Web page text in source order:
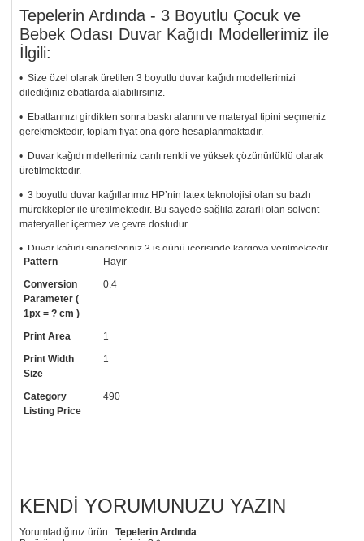
Tepelerin Ardında - 3 Boyutlu Çocuk ve
Bebek Odası Duvar Kağıdı Modellerimiz ile
İlgili:
• Size özel olarak üretilen 3 boyutlu duvar kağıdı modellerimizi
dilediğiniz ebatlarda alabilirsiniz.
• Ebatlarınızı girdikten sonra baskı alanını ve materyal tipini seçmeniz
gerekmektedir, toplam fiyat ona göre hesaplanmaktadır.
• Duvar kağıdı mdellerimiz canlı renkli ve yüksek çözünürlüklü olarak
üretilmektedir.
• 3 boyutlu duvar kağıtlarımız HP’nin latex teknolojisi olan su bazlı
mürekkepler ile üretilmektedir. Bu sayede sağlıla zararlı olan solvent
materyaller içermez ve çevre dostudur.
• Duvar kağıdı siparişleriniz 3 iş günü içerisinde kargoya verilmektedir
ve sağlam silindir karton kutular içerisinde gönderilmektedir.
• Tutkalınız, siparişiniz ile birlikte ücretsiz olarak gönderilecektir.
Uygulaması standart duvar kağıdı ile aynıdır. Siparişiniz ile birlikte
uygulama kılavuzu da gönderilecektir.
• Resimli duvar kağıdı modelinizi siyah beyaz renklerde istiyorsanız bizi
arayıp talebinizi iletebilirsiniz.
• Görselde düzenleme yaptırmak istiyorsanız yine bize telefon
numaramızdan ulaşabilirsiniz.
Pattern
Hayır
Conversion
Parameter (
1px = ? cm )
0.4
Print Area
1
Print Width
Size
1
Category
Listing Price
490
KENDI YORUMUNUZU YAZIN
Yorumladığınız ürün :Tepelerin Ardında